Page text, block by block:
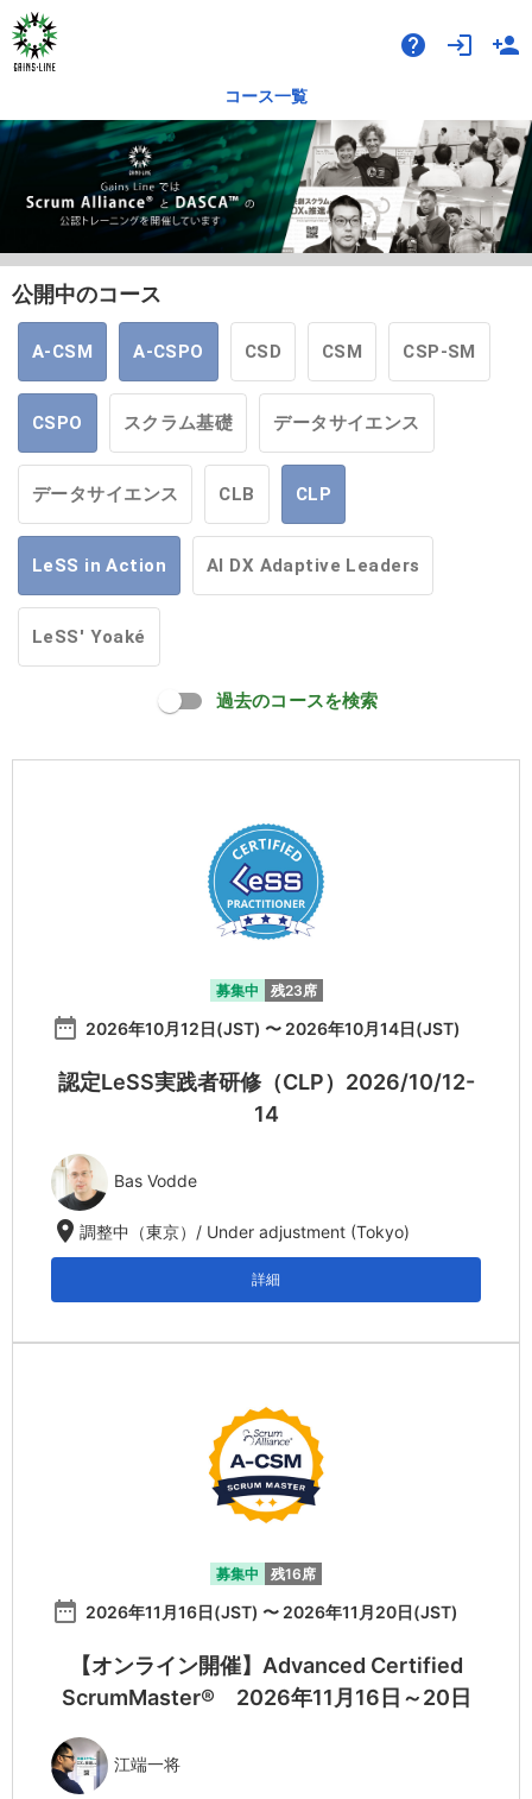
help login person_add
コース一覧
公開中のコース
A-CSM A-CSPO CSD CSM CSP-SM
CSPO スクラム基礎 データサイエンス
データサイエンス CLB CLP
LeSS in Action AI DX Adaptive Leaders
LeSS' Yoaké
過去のコースを検索
募集中 残23席
date_range 2026年10月12日(JST) 〜 2026年10月14日(JST)
認定LeSS実践者研修（CLP）2026/10/12-
14
Bas Vodde
location_on調整中（東京）/ Under adjustment (Tokyo)
詳細
募集中 残16席
date_range 2026年11月16日(JST) 〜 2026年11月20日(JST)
【オンライン開催】Advanced Certified
ScrumMaster® 2026年11月16日～20日
江端一将